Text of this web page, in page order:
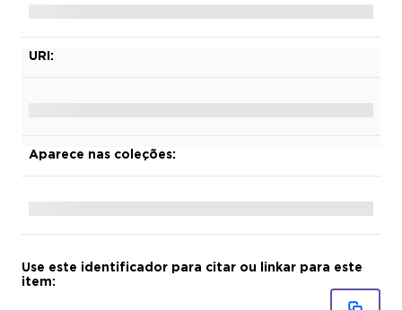
URI:
Aparece nas coleções:
Use este identificador para citar ou linkar para este
item: